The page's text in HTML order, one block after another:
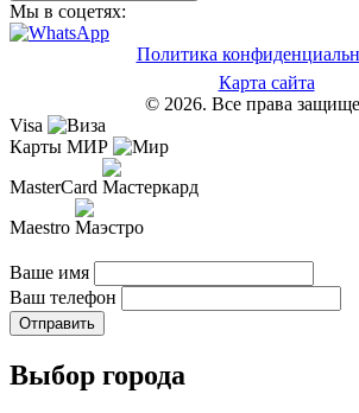
Мы в соцетях:
Политика
Карта сайта
© 2026. Все права
Visa
Карты МИР
MasterCard
Maestro
Ваше имя
Ваш телефон
Отправить
Выбор города